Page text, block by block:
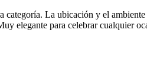
categoría. La ubicación y el
elegante para celebrar cualquier